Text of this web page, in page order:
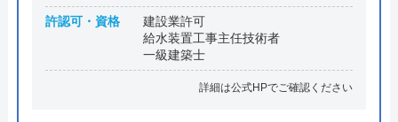
許認可・資格
建設業許可
給水装置工事主任技術者
一級建築士
詳細は公式HPでご確認ください